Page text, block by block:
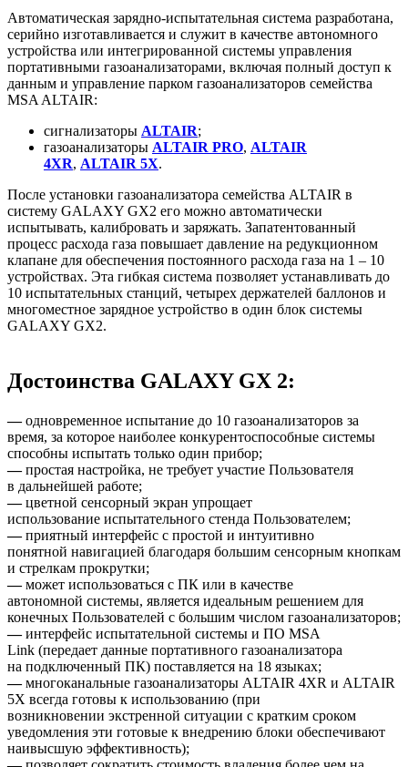
Автоматическая зарядно-испытательная система разработана,
серийно изготавливается и служит в качестве автономного
устройства или интегрированной системы управления
портативными газоанализаторами, включая полный доступ к
данным и управление парком газоанализаторов семейства
MSA ALTAIR:
сигнализаторы ALTAIR;
газоанализаторы ALTAIR PRO, ALTAIR
4XR, ALTAIR 5Х.
После установки газоанализатора семейства ALTAIR в
систему GALAXY GX2 его можно автоматически
испытывать, калибровать и заряжать. Запатентованный
процесс расхода газа повышает давление на редукционном
клапане для обеспечения постоянного расхода газа на 1 – 10
устройствах. Эта гибкая система позволяет устанавливать до
10 испытательных станций, четырех держателей баллонов и
многоместное зарядное устройство в один блок системы
GALAXY GX2.
Достоинства GALAXY GX 2:
—одновременное испытание до 10 газоанализаторов за
время, за которое наиболее конкурентоспособные системы
способны испытать только один прибор;
—простая настройка, не требует участие Пользователя
в дальнейшей работе;
—цветной сенсорный экран упрощает
использование испытательного стенда Пользователем;
—приятный интерфейс с простой и интуитивно
понятной навигацией благодаря большим сенсорным кнопкам
и стрелкам прокрутки;
—может использоваться с ПК или в качестве
автономной системы, является идеальным решением для
конечных Пользователей с большим числом газоанализаторов;
—интерфейс испытательной системы и ПО MSA
Link (передает данные портативного газоанализатора
на подключенный ПК) поставляется на 18 языках;
—многоканальные газоанализаторы ALTAIR 4XR и ALTAIR
5X всегда готовы к использованию (при
возникновении экстренной ситуации с кратким сроком
уведомления эти готовые к внедрению блоки обеспечивают
наивысшую эффективность);